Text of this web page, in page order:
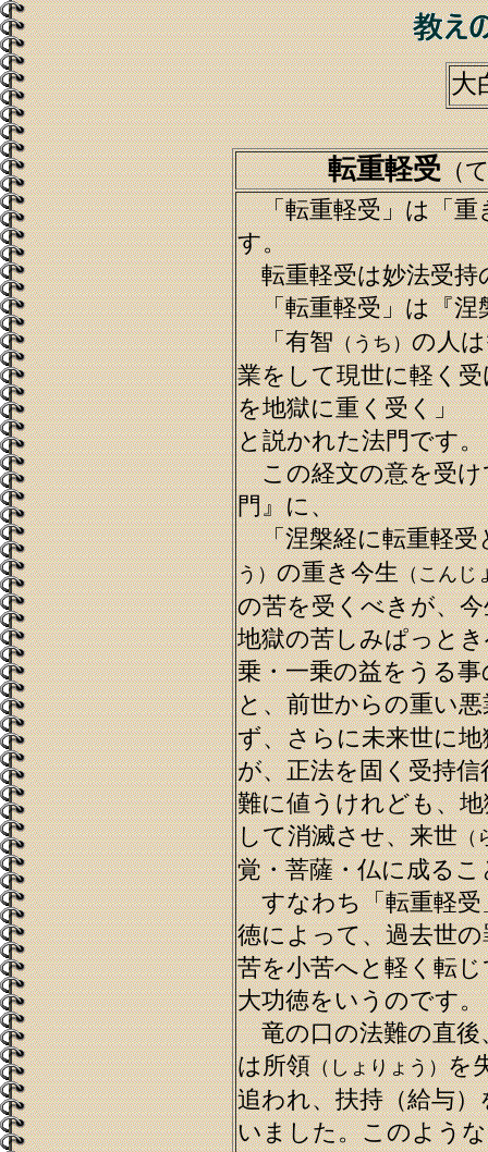
大
転重軽受（
「転重軽受」は「重
す。
転重軽受は妙法受持
「転重軽受」は『涅
「有智（うち）の人
業をして現世に軽く
を地獄に重く受く」
と説かれた法門です。
この経文の意を受け
門』に、
「涅槃経に転重軽受
う）の重き今生（こんじ
の苦を受くべきが、
地獄の苦しみぱっと
乗・一乗の益をうる
と、前世からの重い悪
ず、さらに未来世に
が、正法を固く受持
難に値うけれども、
して消滅させ、来世（
覚・菩薩・仏に成る
すなわち「転重軽受
徳によって、過去世
苦を小苦へと軽く転
大功徳をいうのです。
竜の口の法難の直後
は所領（しょりょう）を
追われ、扶持（給与
いました。このよう